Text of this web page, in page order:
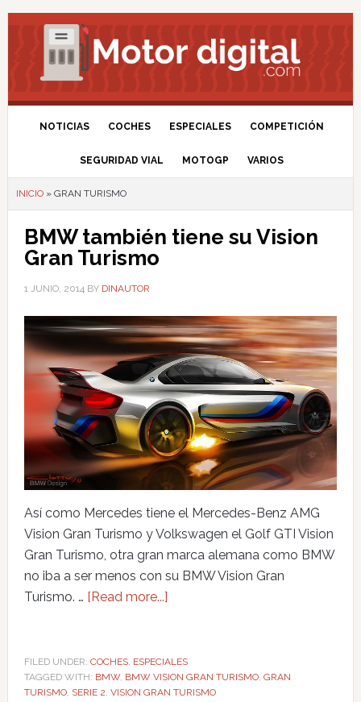
NOTICIAS COCHES ESPECIALES COMPETICIÓN
SEGURIDAD VIAL MOTOGP VARIOS
INICIO» GRAN TURISMO
BMW también tiene su Vision
Gran Turismo
1 JUNIO, 2014BY DINAUTOR
Así como Mercedes tiene el Mercedes-Benz AMG
Vision Gran Turismo y Volkswagen el Golf GTI Vision
Gran Turismo, otra gran marca alemana como BMW
no iba a ser menos con su BMW Vision Gran
Turismo. … [Read more...]
FILED UNDER: COCHES, ESPECIALES
TAGGED WITH: BMW, BMW VISION GRAN TURISMO, GRAN
TURISMO, SERIE 2 VISION GRAN TURISMO